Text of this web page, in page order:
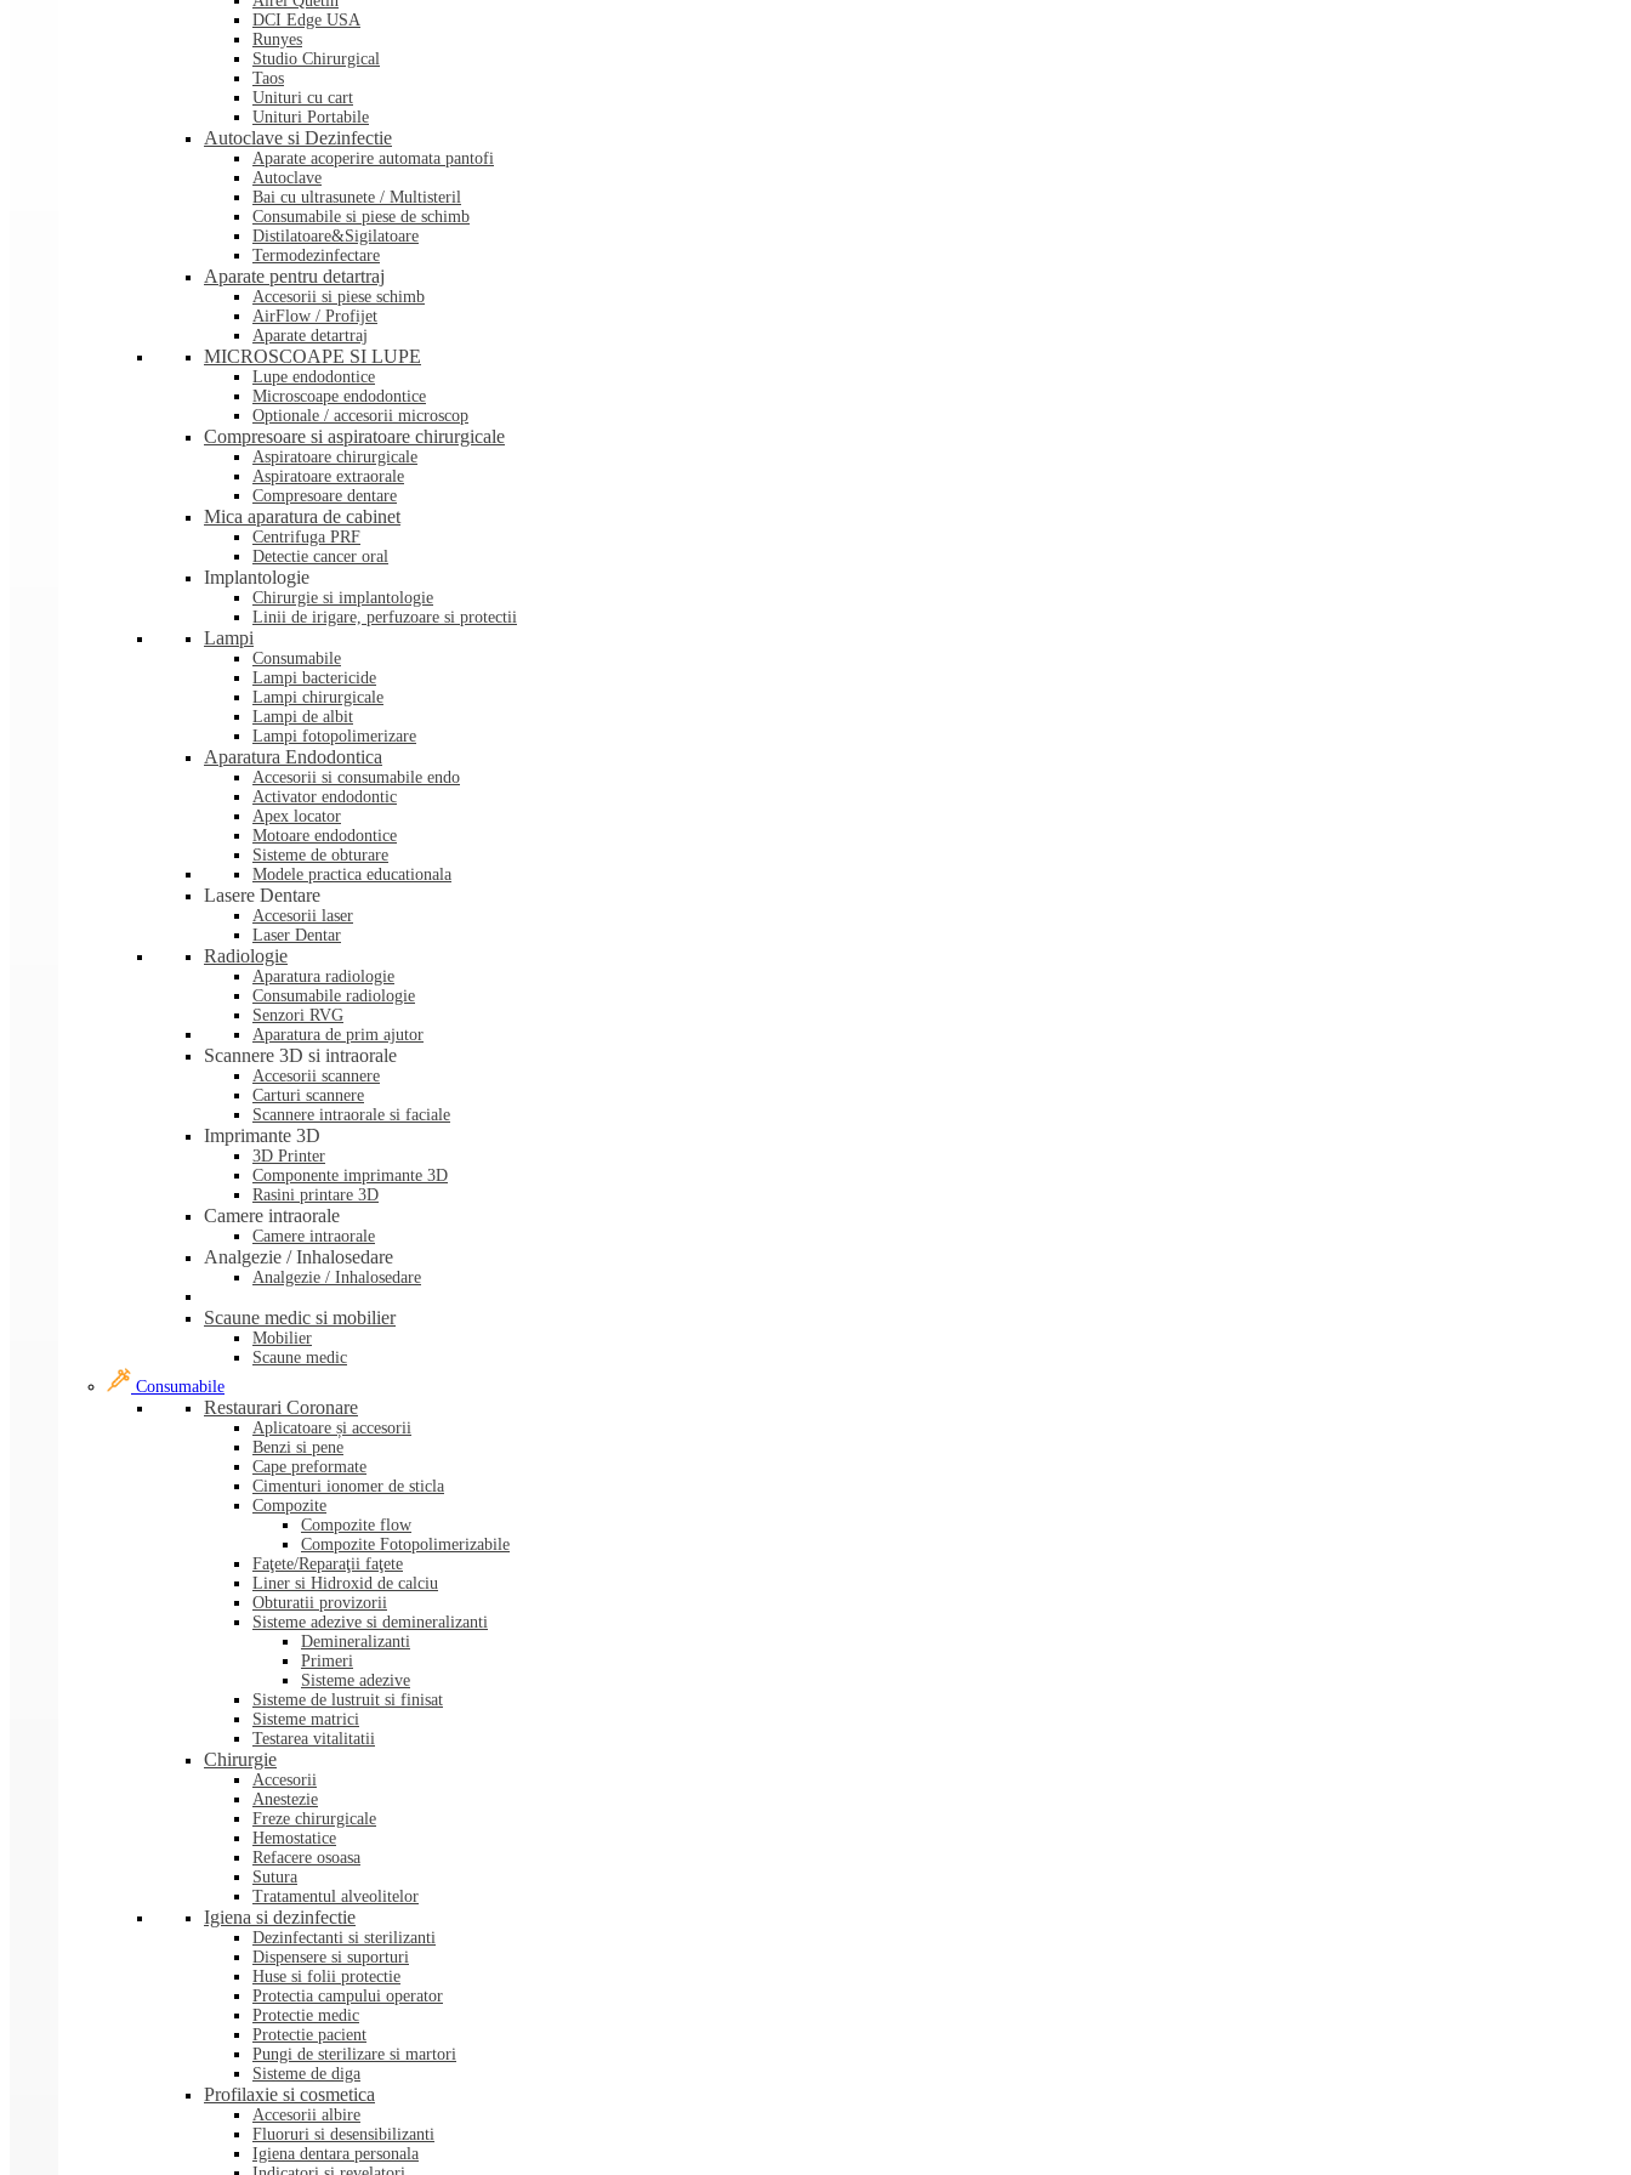
DCI Edge USA
Runyes
Studio Chirurgical
Taos
Unituri cu cart
Unituri Portabile
Autoclave si Dezinfectie
Aparate acoperire automata pantofi
Autoclave
Bai cu ultrasunete / Multisteril
Consumabile si piese de schimb
Distilatoare&Sigilatoare
Termodezinfectare
Aparate pentru detartraj
Accesorii si piese schimb
AirFlow / Profijet
Aparate detartraj
MICROSCOAPE SI LUPE
Lupe endodontice
Microscoape endodontice
Optionale / accesorii microscop
Compresoare si aspiratoare chirurgicale
Aspiratoare chirurgicale
Aspiratoare extraorale
Compresoare dentare
Mica aparatura de cabinet
Centrifuga PRF
Detectie cancer oral
Implantologie
Chirurgie si implantologie
Linii de irigare, perfuzoare si protectii
Lampi
Consumabile
Lampi bactericide
Lampi chirurgicale
Lampi de albit
Lampi fotopolimerizare
Aparatura Endodontica
Accesorii si consumabile endo
Activator endodontic
Apex locator
Motoare endodontice
Sisteme de obturare
Modele practica educationala
Lasere Dentare
Accesorii laser
Laser Dentar
Radiologie
Aparatura radiologie
Consumabile radiologie
Senzori RVG
Aparatura de prim ajutor
Scannere 3D si intraorale
Accesorii scannere
Carturi scannere
Scannere intraorale si faciale
Imprimante 3D
3D Printer
Componente imprimante 3D
Rasini printare 3D
Camere intraorale
Camere intraorale
Analgezie / Inhalosedare
Analgezie / Inhalosedare
Scaune medic si mobilier
Mobilier
Scaune medic
Consumabile
Restaurari Coronare
Aplicatoare și accesorii
Benzi si pene
Cape preformate
Cimenturi ionomer de sticla
Compozite
Compozite flow
Compozite Fotopolimerizabile
Faţete/Reparaţii faţete
Liner si Hidroxid de calciu
Obturatii provizorii
Sisteme adezive si demineralizanti
Demineralizanti
Primeri
Sisteme adezive
Sisteme de lustruit si finisat
Sisteme matrici
Testarea vitalitatii
Chirurgie
Accesorii
Anestezie
Freze chirurgicale
Hemostatice
Refacere osoasa
Sutura
Tratamentul alveolitelor
Igiena si dezinfectie
Dezinfectanti si sterilizanti
Dispensere si suporturi
Huse si folii protectie
Protectia campului operator
Protectie medic
Protectie pacient
Pungi de sterilizare si martori
Sisteme de diga
Profilaxie si cosmetica
Accesorii albire
Fluoruri si desensibilizanti
Igiena dentara personala